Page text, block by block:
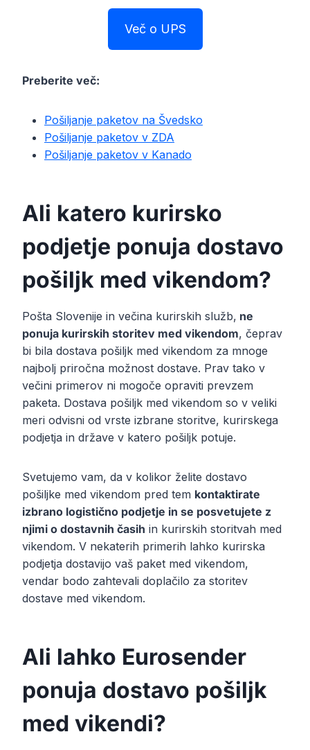
Več o UPS
Preberite več:
Pošiljanje paketov na Švedsko
Pošiljanje paketov v ZDA
Pošiljanje paketov v Kanado
Ali katero kurirsko
podjetje ponuja dostavo
pošiljk med vikendom?
Pošta Slovenije in večina kurirskih služb, ne
ponuja kurirskih storitev med vikendom, čeprav
bi bila dostava pošiljk med vikendom za mnoge
najbolj priročna možnost dostave. Prav tako v
večini primerov ni mogoče opraviti prevzem
paketa. Dostava pošiljk med vikendom so v veliki
meri odvisni od vrste izbrane storitve, kurirskega
podjetja in države v katero pošiljk potuje.
Svetujemo vam, da v kolikor želite dostavo
pošiljke med vikendom pred tem kontaktirate
izbrano logistično podjetje in se posvetujete z
njimi o dostavnih časih in kurirskih storitvah med
vikendom. V nekaterih primerih lahko kurirska
podjetja dostavijo vaš paket med vikendom,
vendar bodo zahtevali doplačilo za storitev
dostave med vikendom.
Ali lahko Eurosender
ponuja dostavo pošiljk
med vikendi?